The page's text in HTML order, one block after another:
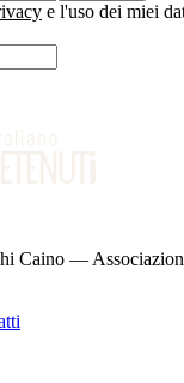
e l'uso dei miei
Caino —